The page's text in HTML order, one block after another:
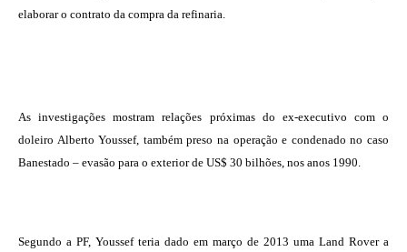
elaborar o contrato da compra da refinaria.
As investigações mostram relações próximas do ex-executivo com o
doleiro Alberto Youssef, também preso na operação e condenado no caso
Banestado – evasão para o exterior de US$ 30 bilhões, nos anos 1990.
Segundo a PF, Youssef teria dado em março de 2013 uma Land Rover a